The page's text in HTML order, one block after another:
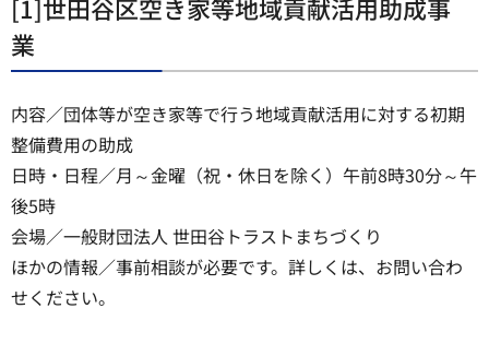
[1]世田谷区空き家等地域貢献活用助成事
業
内容／団体等が空き家等で行う地域貢献活用に対する初期
整備費用の助成
日時・日程／月～金曜（祝・休日を除く）午前8時30分～午
後5時
会場／一般財団法人 世田谷トラストまちづくり
ほかの情報／事前相談が必要です。詳しくは、お問い合わ
せください。